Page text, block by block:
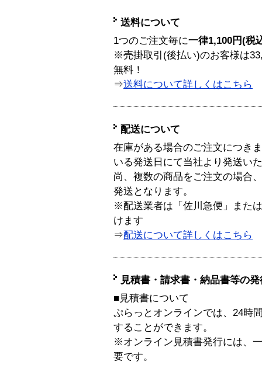
送料について
1つのご注文毎に一律1,100円(税
※売掛取引(後払い)のお客様は
無料！
⇒送料について詳しくはこちら
配送について
在庫がある場合のご注文につき
いる発送日にて当社より発送い
尚、複数の商品をご注文の場合
発送となります。
※配送業者は「佐川急便」また
けます
⇒配送について詳しくはこちら
見積書・請求書・納品書等の
■見積書について
ぷらっとオンラインでは、24時
することができます。
※オンライン見積書発行には、
要です。